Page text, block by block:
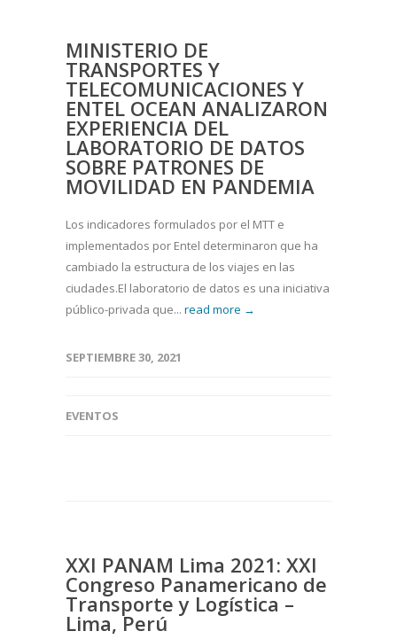
MINISTERIO DE
TRANSPORTES Y
TELECOMUNICACIONES Y
ENTEL OCEAN ANALIZARON
EXPERIENCIA DEL
LABORATORIO DE DATOS
SOBRE PATRONES DE
MOVILIDAD EN PANDEMIA
Los indicadores formulados por el MTT e
implementados por Entel determinaron que ha
cambiado la estructura de los viajes en las
ciudades.El laboratorio de datos es una iniciativa
público-privada que... read more →
SEPTIEMBRE 30, 2021
EVENTOS
XXI PANAM Lima 2021: XXI
Congreso Panamericano de
Transporte y Logística –
Lima, Perú